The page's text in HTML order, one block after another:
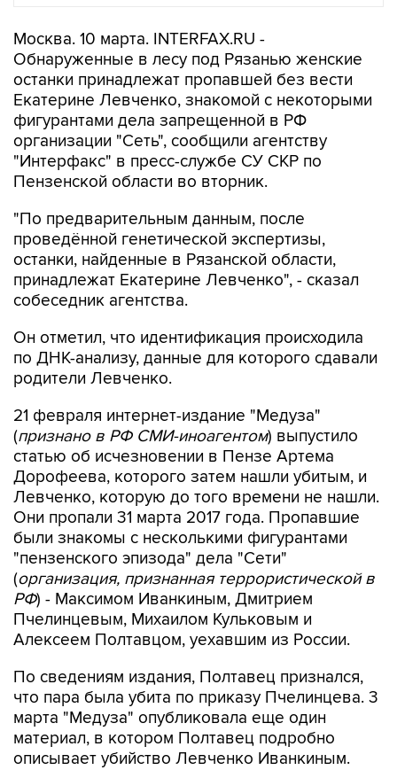
Москва. 10 марта. INTERFAX.RU -
Обнаруженные в лесу под Рязанью женские
останки принадлежат пропавшей без вести
Екатерине Левченко, знакомой с некоторыми
фигурантами дела запрещенной в РФ
организации "Сеть", сообщили агентству
"Интерфакс" в пресс-службе СУ СКР по
Пензенской области во вторник.
"По предварительным данным, после
проведённой генетической экспертизы,
останки, найденные в Рязанской области,
принадлежат Екатерине Левченко", - сказал
собеседник агентства.
Он отметил, что идентификация происходила
по ДНК-анализу, данные для которого сдавали
родители Левченко.
21 февраля интернет-издание "Медуза"
(признано в РФ СМИ-иноагентом) выпустило
статью об исчезновении в Пензе Артема
Дорофеева, которого затем нашли убитым, и
Левченко, которую до того времени не нашли.
Они пропали 31 марта 2017 года. Пропавшие
были знакомы с несколькими фигурантами
"пензенского эпизода" дела "Сети"
(организация, признанная террористической в
РФ) - Максимом Иванкиным, Дмитрием
Пчелинцевым, Михаилом Кульковым и
Алексеем Полтавцом, уехавшим из России.
По сведениям издания, Полтавец признался,
что пара была убита по приказу Пчелинцева. 3
марта "Медуза" опубликовала еще один
материал, в котором Полтавец подробно
описывает убийство Левченко Иванкиным.